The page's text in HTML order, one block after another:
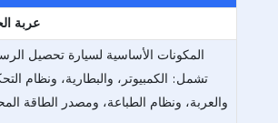
عربة
المكونات الأساسية لسيارة تحصيل
تشمل: الكمبيوتر، والبطارية، ونظام
والعربة، ونظام الطباعة، ومصدر الطاقة